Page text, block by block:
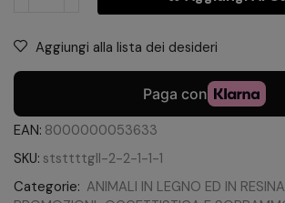
Aggiungi alla lista dei desideri
EAN: 8000000053633
SKU: ststtttgll-2-2-1-1-1
Categorie: ANIMALI IN LEGNO ED IN RESINA